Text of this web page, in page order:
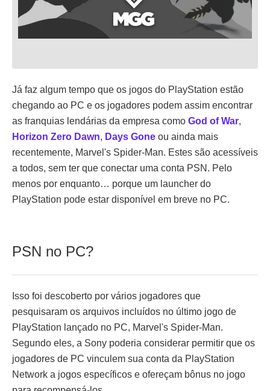
Já faz algum tempo que os jogos do PlayStation estão
chegando ao PC e os jogadores podem assim encontrar
as franquias lendárias da empresa como God of War,
Horizon Zero Dawn, Days Gone ou ainda mais
recentemente, Marvel's Spider-Man. Estes são acessíveis
a todos, sem ter que conectar uma conta PSN. Pelo
menos por enquanto… porque um launcher do
PlayStation pode estar disponível em breve no PC.
PSN no PC?
Isso foi descoberto por vários jogadores que
pesquisaram os arquivos incluídos no último jogo de
PlayStation lançado no PC, Marvel's Spider-Man.
Segundo eles, a Sony poderia considerar permitir que os
jogadores de PC vinculem sua conta da PlayStation
Network a jogos específicos e ofereçam bônus no jogo